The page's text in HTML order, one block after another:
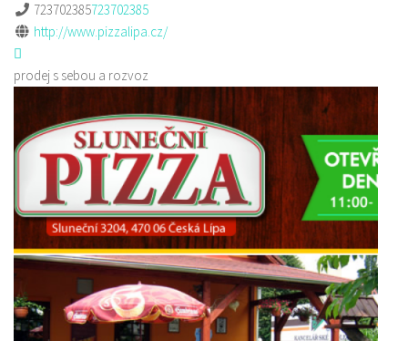
723702385723702385
http://www.pizzalipa.cz/
prodej s sebou a rozvoz